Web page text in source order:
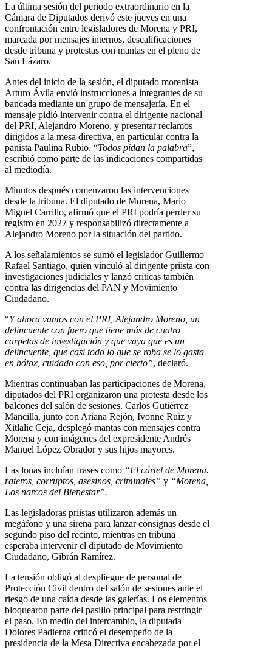
La última sesión del periodo extraordinario en la
Cámara de Diputados derivó este jueves en una
confrontación entre legisladores de Morena y PRI,
marcada por mensajes internos, descalificaciones
desde tribuna y protestas con mantas en el pleno de
San Lázaro.
Antes del inicio de la sesión, el diputado morenista
Arturo Ávila envió instrucciones a integrantes de su
bancada mediante un grupo de mensajería. En el
mensaje pidió intervenir contra el dirigente nacional
del PRI, Alejandro Moreno, y presentar reclamos
dirigidos a la mesa directiva, en particular contra la
panista Paulina Rubio. “Todos pidan la palabra”,
escribió como parte de las indicaciones compartidas
al mediodía.
Minutos después comenzaron las intervenciones
desde la tribuna. El diputado de Morena, Mario
Miguel Carrillo, afirmó que el PRI podría perder su
registro en 2027 y responsabilizó directamente a
Alejandro Moreno por la situación del partido.
A los señalamientos se sumó el legislador Guillermo
Rafael Santiago, quien vinculó al dirigente priista con
investigaciones judiciales y lanzó críticas también
contra las dirigencias del PAN y Movimiento
Ciudadano.
“Y ahora vamos con el PRI, Alejandro Moreno, un
delincuente con fuero que tiene más de cuatro
carpetas de investigación y que vaya que es un
delincuente, que casi todo lo que se roba se lo gasta
en bótox, cuidado con eso, por cierto”, declaró.
Mientras continuaban las participaciones de Morena,
diputados del PRI organizaron una protesta desde los
balcones del salón de sesiones. Carlos Gutiérrez
Mancilla, junto con Ariana Rejón, Ivonne Ruiz y
Xitlalic Ceja, desplegó mantas con mensajes contra
Morena y con imágenes del expresidente Andrés
Manuel López Obrador y sus hijos mayores.
Las lonas incluían frases como “El cártel de Morena.
rateros, corruptos, asesinos, criminales” y “Morena,
Los narcos del Bienestar”.
Las legisladoras priistas utilizaron además un
megáfono y una sirena para lanzar consignas desde el
segundo piso del recinto, mientras en tribuna
esperaba intervenir el diputado de Movimiento
Ciudadano, Gibrán Ramírez.
La tensión obligó al despliegue de personal de
Protección Civil dentro del salón de sesiones ante el
riesgo de una caída desde las galerías. Los elementos
bloquearon parte del pasillo principal para restringir
el paso. En medio del intercambio, la diputada
Dolores Padierna criticó el desempeño de la
presidencia de la Mesa Directiva encabezada por el